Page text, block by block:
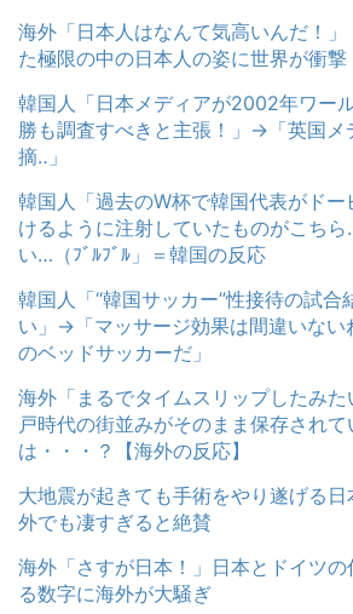
海外「日本人はなんて気高いんだ！
た極限の中の日本人の姿に世界が衝撃
韓国人「日本メディアが2002年ワー
勝も調査すべきと主張！」→「英国メ
摘‥」
韓国人「過去のW杯で韓国代表がドー
けるように注射していたものがこち
い…（ﾌﾞﾙﾌﾞﾙ」＝韓国の反応
韓国人「“韓国サッカー”性接待の試合
い」→「マッサージ効果は間違いない
のベッドサッカーだ」
海外「まるでタイムスリップしたみ
戸時代の街並みがそのまま保存され
は・・・？【海外の反応】
大地震が起きても手術をやり遂げる
外でも凄すぎると絶賛
海外「さすが日本！」日本とドイツ
る数字に海外が大騒ぎ